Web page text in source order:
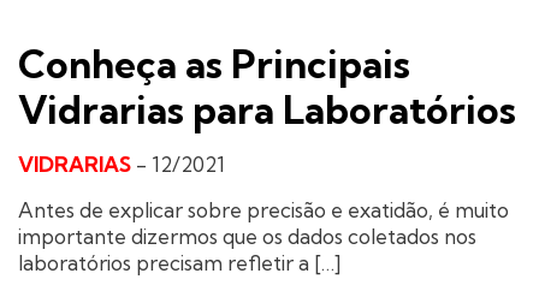
Conheça as Principais
Vidrarias para Laboratórios
VIDRARIAS - 12/2021
Antes de explicar sobre precisão e exatidão, é muito
importante dizermos que os dados coletados nos
laboratórios precisam refletir a […]